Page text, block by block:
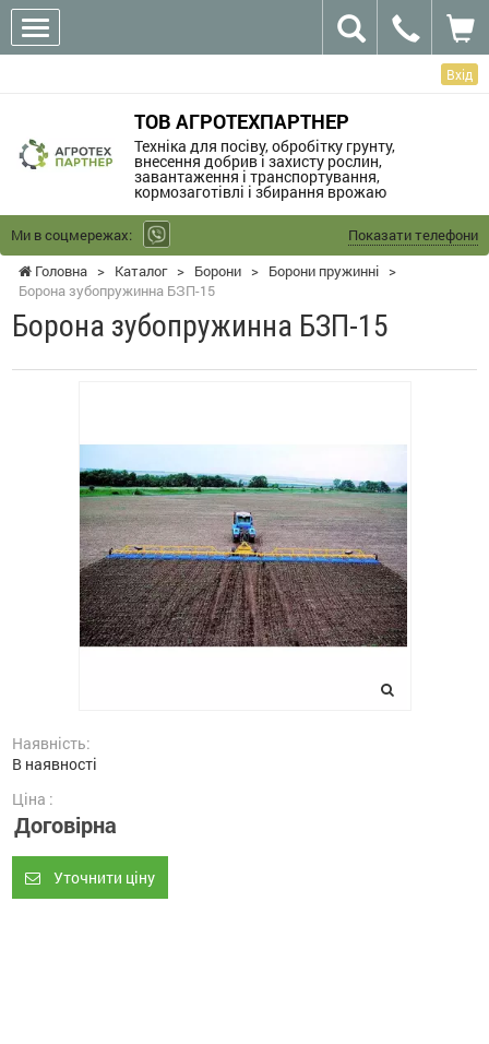
Вхід
ТОВ АГРОТЕХПАРТНЕР
Техніка для посіву, обробітку грунту,
внесення добрив і захисту рослин,
завантаження і транспортування,
кормозаготівлі і збирання врожаю
Ми в соцмережах:
Показати телефони
Головна > Каталог > Борони > Борони пружинні >
Борона зубопружинна БЗП-15
Борона зубопружинна БЗП-15
Наявність:
В наявності
Ціна :
Договірна
Уточнити ціну